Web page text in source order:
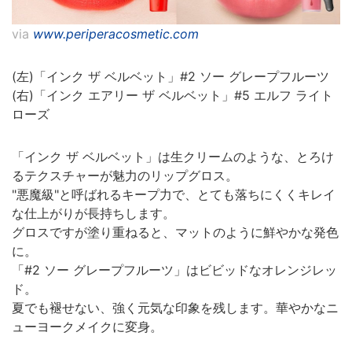
via www.periperacosmetic.com
(左)「インク ザ ベルベット」#2 ソー グレープフルーツ
(右)「インク エアリー ザ ベルベット」#5 エルフ ライト
ローズ
「インク ザ ベルベット」は生クリームのような、とろけ
るテクスチャーが魅力のリップグロス。
"悪魔級"と呼ばれるキープ力で、とても落ちにくくキレイ
な仕上がりが長持ちします。
グロスですが塗り重ねると、マットのように鮮やかな発色
に。
「#2 ソー グレープフルーツ」はビビッドなオレンジレッ
ド。
夏でも褪せない、強く元気な印象を残します。華やかなニ
ューヨークメイクに変身。